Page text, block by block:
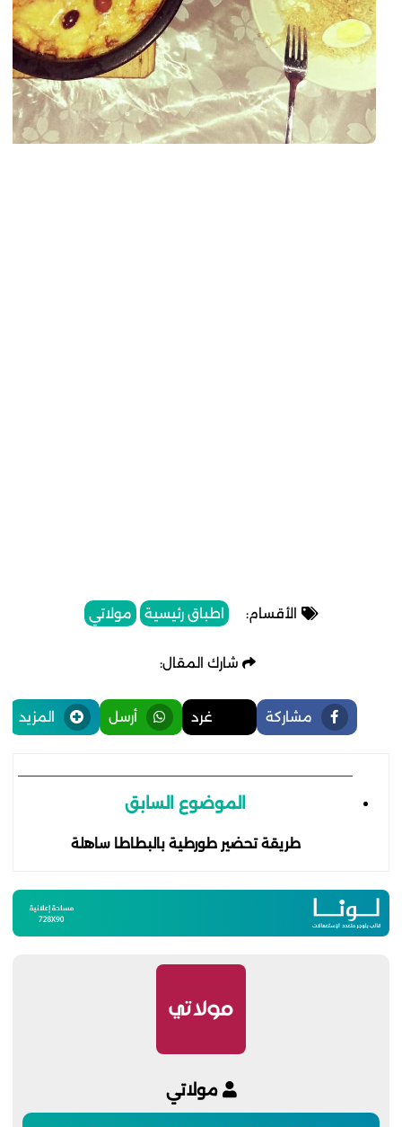
الأقسام: اطباق رئيسية مولاتي
شارك المقال:
مشاركة غرد أرسل المزيد
الموضوع السابق
طريقة تحضير طورطية بالبطاطا ساهلة
مولاتي